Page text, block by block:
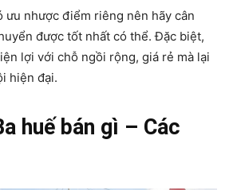
ưu nhược điểm riêng nên hãy cân
được tốt nhất có thể. Đặc biệt,
lợi với chỗ ngồi rộng, giá rẻ mà lại
hiện đại.
huế bán gì – Các